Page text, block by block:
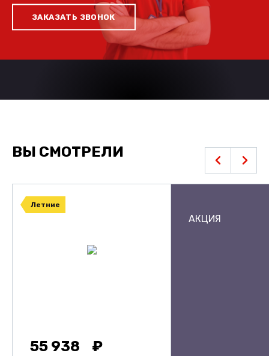
ЗАКАЗАТЬ ЗВОНОК
ВЫ СМОТРЕЛИ
Летние
55 938
АКЦИЯ